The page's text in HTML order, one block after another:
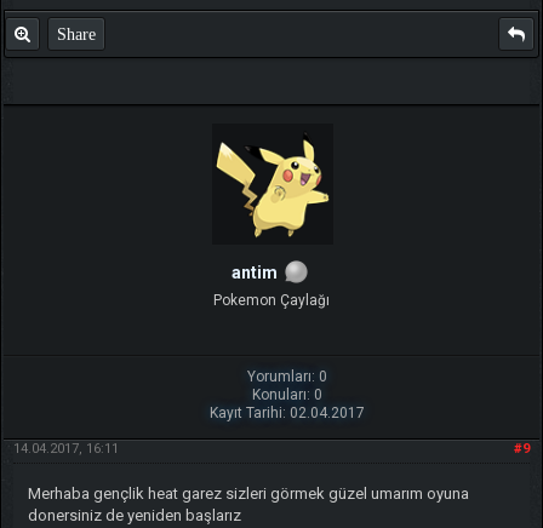
Share
antim
Pokemon Çaylağı
Yorumları: 0
Konuları: 0
Kayıt Tarihi: 02.04.2017
#9
14.04.2017, 16:11
Merhaba gençlik heat garez sizleri görmek güzel umarım oyuna
donersiniz de yeniden başlarız